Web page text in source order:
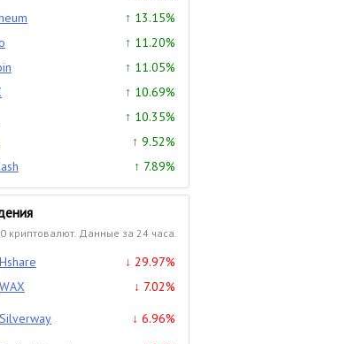
↑ 13.15%
↑ 11.20%
↑ 11.05%
↑ 10.69%
↑ 10.35%
↑ 9.52%
↑ 7.89%
криптовалют. Данные за 24 часа.
Hshare
↓ 29.97%
WAX
↓ 7.02%
Silverway
↓ 6.96%